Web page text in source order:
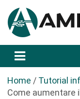
a
Home
Tutorial
Come aumentare